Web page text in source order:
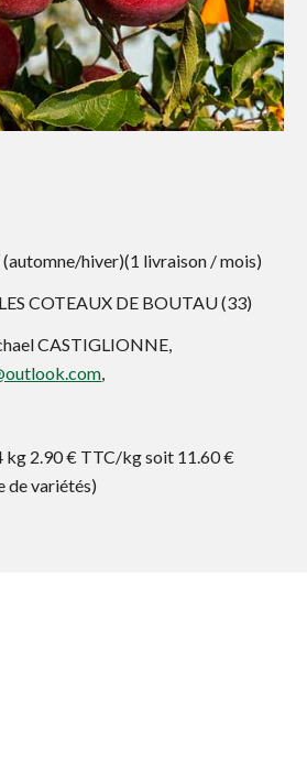
(automne/hiver)(1 livraison / mois)
COTEAUX DE BOUTAU (33)
CASTIGLIONNE,
,
kg 2.90 € TTC/kg soit 11.60 €
de variétés)